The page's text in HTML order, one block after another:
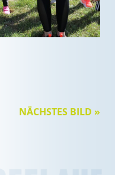
NÄCHSTES BILD »